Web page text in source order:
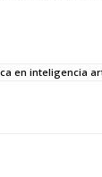
en inteligencia